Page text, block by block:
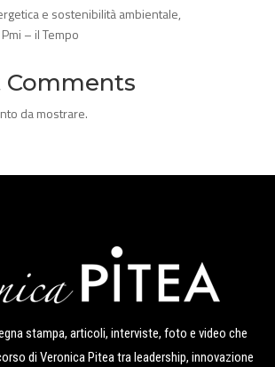
e sostenibilità ambientale,
– il Tempo
Comments
da mostrare.
stampa, articoli, interviste, foto e video che
di Veronica Pitea tra leadership, innovazione